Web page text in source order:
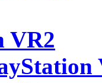
VR2